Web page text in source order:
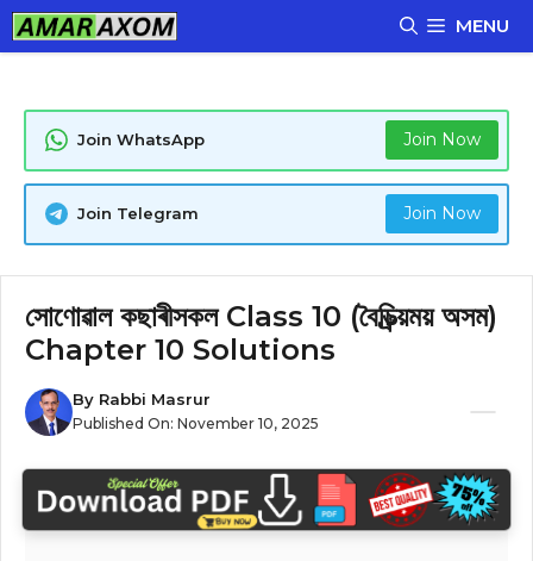
Skip
to
MENU
Join WhatsApp Join Now
Join Telegram Join Now
সোণোৱাল কছাৰীসকল Class 10 (বৈচিত্ৰ্য়ময় অসম)
Chapter 10 Solutions
By Rabbi Masrur
Published On: November 10, 2025